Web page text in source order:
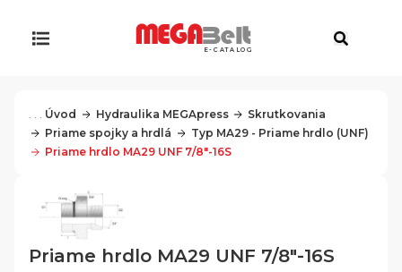
E-CATALOG
. . . Úvod Hydraulika MEGApress
Skrutkovania
Priame spojky a hrdlá
Typ MA29 - Priame hrdlo (UNF)
Priame hrdlo MA29 UNF 7/8"-16S
Priame hrdlo MA29 UNF 7/8"-16S